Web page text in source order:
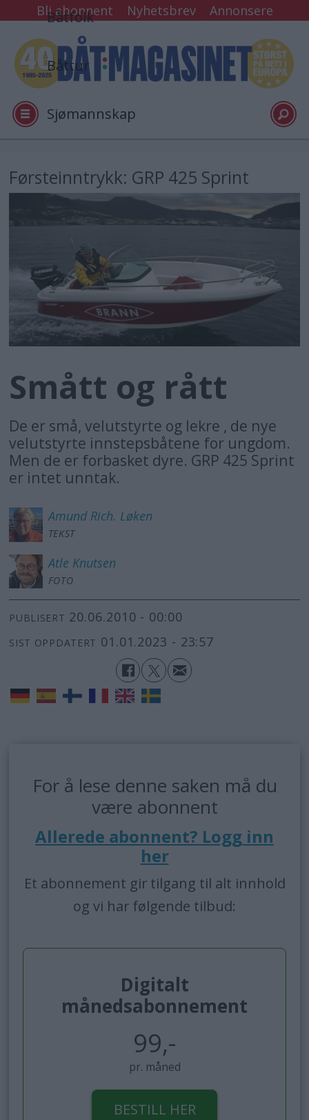
Bli abonnent Nyhetsbrev Annonsere
Båtfolk
Båttur
Sjømannskap
Video
Logg inn
Førsteinntrykk: GRP 425 Sprint
Smått og rått
De er små, velutstyrte og lekre , de nye
velutstyrte innstepsbåtene for ungdom.
Men de er forbasket dyre. GRP 425 Sprint
er intet unntak.
Amund Rich. Løken
TEKST
Atle Knutsen
FOTO
PUBLISERT 20.06.2010 - 00:00
SIST OPPDATERT 01.01.2023 - 23:57
For å lese denne saken må du
være abonnent
Allerede abonnent? Logg inn
her
Et abonnement gir tilgang til alt innhold
og vi har følgende tilbud:
Digitalt
månedsabonnement
99,-
pr. måned
BESTILL HER